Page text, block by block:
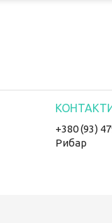
+380 (93)
Рибар